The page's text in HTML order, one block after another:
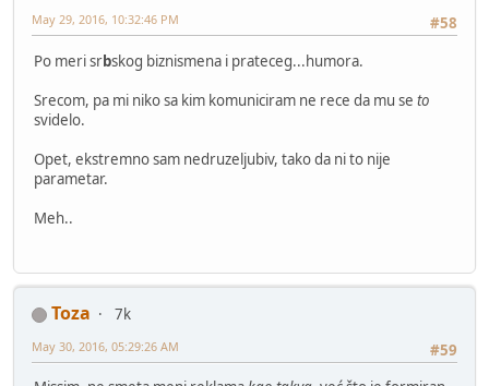
#58
May 29, 2016, 10:32:46 PM
Po meri srbskog biznismena i prateceg...humora.
Srecom, pa mi niko sa kim komuniciram ne rece da mu se to
svidelo.
Opet, ekstremno sam nedruzeljubiv, tako da ni to nije
parametar.
Meh..
Toza
7k
#59
May 30, 2016, 05:29:26 AM